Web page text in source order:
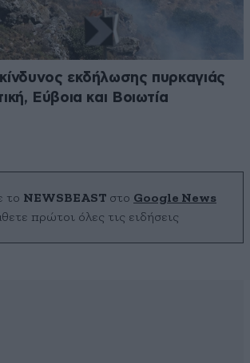
εκδήλωσης πυρκαγιάς
Εύβοια και Βοιωτία
το NEWSBEAST στο Google News
πρώτοι όλες τις ειδήσεις